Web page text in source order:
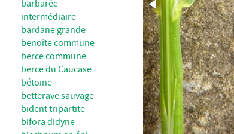
barbarée
intermédiaire
bardane grande
benoîte commune
berce commune
berce du Caucase
bétoine
betterave sauvage
bident tripartite
bifora didyne